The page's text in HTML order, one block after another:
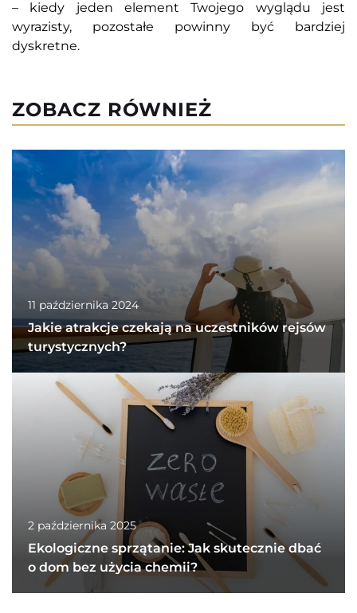
– kiedy jeden element Twojego wyglądu jest
wyrazisty, pozostałe powinny być bardziej
dyskretne.
ZOBACZ RÓWNIEŻ
11 października 2024
Jakie atrakcje czekają na uczestników rejsów
turystycznych?
2 października 2025
Ekologiczne sprzątanie: Jak skutecznie dbać
o dom bez użycia chemii?